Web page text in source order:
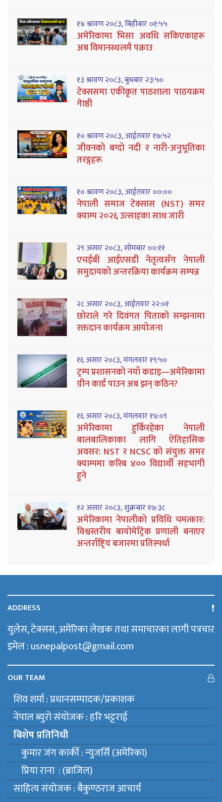
१४ श्रावण २०८३, बिहीबार ०१:५५
अमेरिकामा भिसा अवधि सकिएकाहरू
अब विमानस्थलमै पक्राउ
१३ श्रावण २०८३, बुधबार २३:५०
टेक्ससमा एकीकृत पाठशाला पाठयक्रम
गेाष्ठी
१० श्रावण २०८३, आईतवार १७:५२
जीवनको बग्दो नदी र नारी-अनुभूतिका
तरङ्गहरू
१० श्रावण २०८३, आईतवार ००:००
नेपाली समाज टेक्सास (NST) समर
क्याम्प २०२६ उत्साहका साथ जारी
२९ असार २०८३, सोमबार ००:११
एचईबी आईएसडी नेतृत्वसँग नेपाली
समुदायको अन्तरक्रिया कार्यक्रम सम्पन्न
२८ असार २०८३, आईतवार २२:०१
छोराले गरे दिवंगत पिताको सम्झनामा
रक्तदान कार्यक्रम आयोजना
१६ असार २०८३, मंगलवार १९:५०
ट्रम्प प्रशासनको नयाँ कडाइ—अमेरिकामा
ग्रीन कार्ड पाउन अब झन् कठिन?
१६ असार २०८३, मंगलवार १४:०९
अमेरिकामा हुर्किरहेका नेपाली
बालबालिकाका लागि ऐतिहासिक
अवसर: NST र NCSC को संयुक्त समर
क्याम्पमा करिब ४०० विद्यार्थी सहभागी
हुने
१२ असार २०८३, शुक्रबार १७:३८
अमेरिकामा नेपालीको प्रविधि चमत्कार:
विश्वस्तरीय बायोमेट्रिक प्रणाली बनाएर
अन्तर्राष्ट्रिय बजारमा प्रतिस्पर्धा
ADDRESS
युलेस, टेक्सस, अमेरिका लेखक तथा समाचारका लागी पत्रचार
इमेल : usnepalpost@gmail.com
OUR TEAM
शिव शर्मा : प्रधानसम्पादक/प्रकाशक
नेपाल ब्युराे संयाेजक : हरि भट्टराई
बिशेष प्रतिनिधी
कुमार जंग कार्की : न्युजर्सि (अमेरिका)
प्रिया राना : (ब्राजिल)
साहित्य संयाेजक : बैकुण्ठराज आचार्य